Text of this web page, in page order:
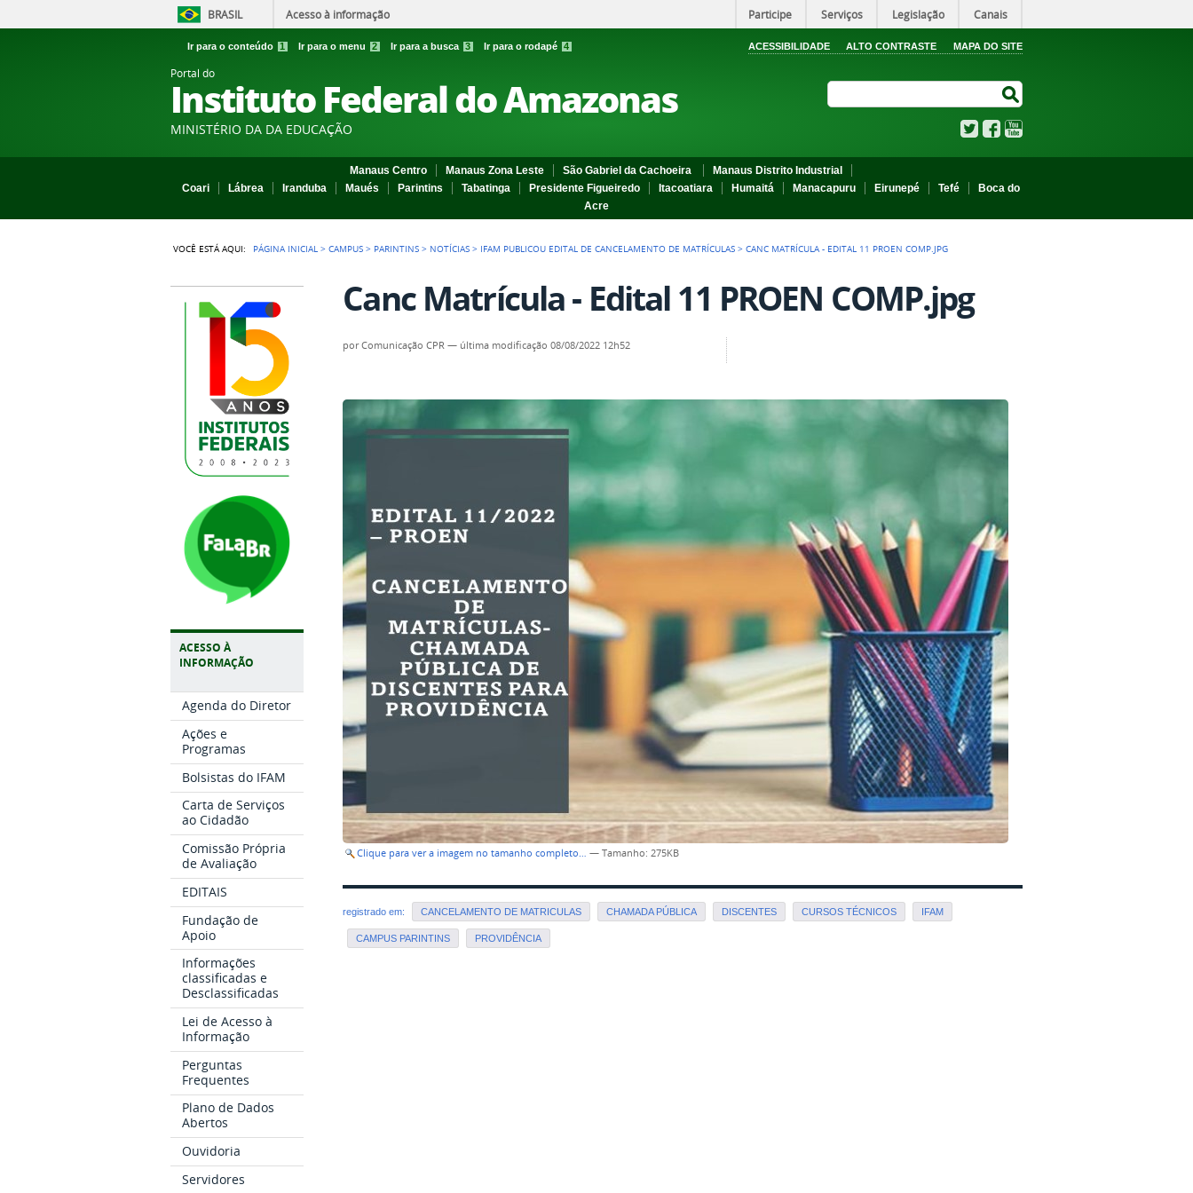
BRASIL Acesso à informação Participe Serviços Legislação Canais
Ir para o conteúdo 1 Ir para o menu 2 Ir para a busca 3 Ir para o rodapé 4 ACESSIBILIDADE ALTO CONTRASTE MAPA DO SITE
Portal do
Instituto Federal do Amazonas
MINISTÉRIO DA DA EDUCAÇÃO TwitterFacebook
Manaus Centro Manaus Zona Leste São Gabriel da Cachoeira
Manaus Distrito Industrial
Coari
Lábrea Iranduba Maués Parintins Tabatinga Presidente Figueiredo Itacoatiara Humaitá Manacapuru Eirunepé Tefé
Boca do
Acre
VOCÊ ESTÁ AQUI: PÁGINA INICIAL >CAMPUS > PARINTINS > NOTÍCIAS > IFAM PUBLICOU EDITAL DE CANCELAMENTO DE MATRÍCULAS >CANC MATRÍCULA - EDITAL 11 PROEN COMP.JPG
ACESSO À
INFORMAÇÃO
Agenda do Diretor
Ações e
Programas
Bolsistas do IFAM
Carta de Serviços
ao Cidadão
Comissão Própria
de Avaliação
EDITAIS
Fundação de
Apoio
Informações
classificadas e
Desclassificadas
Lei de Acesso à
Informação
Perguntas
Frequentes
Plano de Dados
Abertos
Ouvidoria
Servidores
Canc Matrícula - Edital 11 PROEN COMP.jpg
porComunicação CPR — última modificação 08/08/2022 12h52
Clique para ver a imagem no tamanho completo… —Tamanho: 275KB
registrado em: CANCELAMENTO DE MATRICULAS CHAMADA PÚBLICA DISCENTES CURSOS TÉCNICOS IFAM
CAMPUS PARINTINS PROVIDÊNCIA